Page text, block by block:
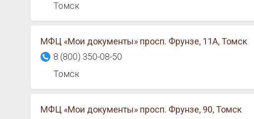
Томск
МФЦ «Мои документы» просп. Фрунзе, 11А, Томск
8 (800) 350-08-50
Томск
МФЦ «Мои документы» просп. Фрунзе, 90, Томск